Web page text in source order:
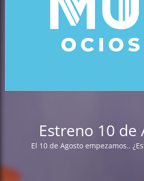
Estreno 10 de
El 10 de Agosto empezamos..